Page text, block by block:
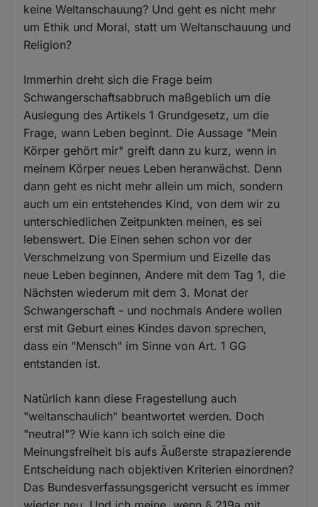
keine Weltanschauung? Und geht es nicht mehr
um Ethik und Moral, statt um Weltanschauung und
Religion?
Immerhin dreht sich die Frage beim
Schwangerschaftsabbruch maßgeblich um die
Auslegung des Artikels 1 Grundgesetz, um die
Frage, wann Leben beginnt. Die Aussage "Mein
Körper gehört mir" greift dann zu kurz, wenn in
meinem Körper neues Leben heranwächst. Denn
dann geht es nicht mehr allein um mich, sondern
auch um ein entstehendes Kind, von dem wir zu
unterschiedlichen Zeitpunkten meinen, es sei
lebenswert. Die Einen sehen schon vor der
Verschmelzung von Spermium und Eizelle das
neue Leben beginnen, Andere mit dem Tag 1, die
Nächsten wiederum mit dem 3. Monat der
Schwangerschaft - und nochmals Andere wollen
erst mit Geburt eines Kindes davon sprechen,
dass ein "Mensch" im Sinne von Art. 1 GG
entstanden ist.
Natürlich kann diese Fragestellung auch
"weltanschaulich" beantwortet werden. Doch
"neutral"? Wie kann ich solch eine die
Meinungsfreiheit bis aufs Äußerste strapazierende
Entscheidung nach objektiven Kriterien einordnen?
Das Bundesverfassungsgericht versucht es immer